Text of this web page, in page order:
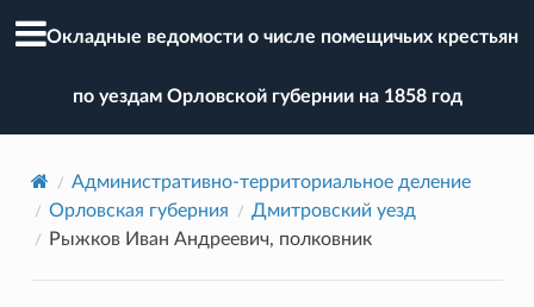
Окладные ведомости о числе помещичьих крестьян
по уездам Орловской губернии на 1858 год
Административно-территориальное деление
Орловская губерния
Дмитровский уезд
Рыжков Иван Андреевич, полковник